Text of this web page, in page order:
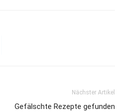
Nächster Artikel
Gefälschte Rezepte gefunden